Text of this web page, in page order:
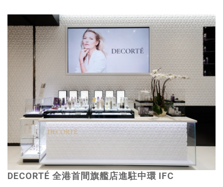
DECORTÉ 全港首間旗艦店進駐中環 IFC